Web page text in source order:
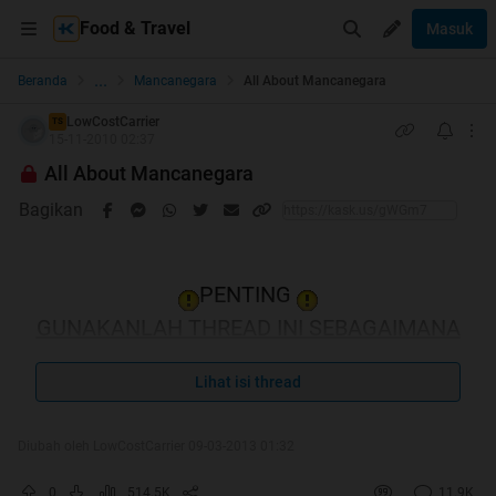
Food & Travel Masuk
Beranda ... Mancanegara All About Mancanegara
TS
LowCostCarrier
All About Mancanegara
Bagikan
PENTING
MESTINYA
1.
Selalu cek harga semua airline sebelum beli tiket
Lihat isi thread